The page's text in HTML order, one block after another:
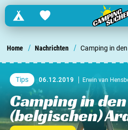
Campings Favorites
Finden Sie einen
Belgien
Luxemburg
Home / Nachrichten / Camping in
Tips 06.12.2019 Erwin van
Camping in den
(belgischen)